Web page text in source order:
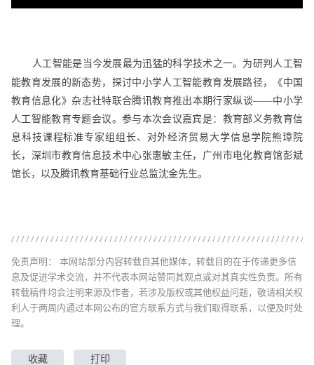
人工智能是当今发展最为迅猛的科学技术之一。为研判人工智
能教育发展的新态势，探讨中小学人工智能教育发展路径，《中国
教育信息化》杂志社特联合腾讯教育推出本期行家纵谈——中小学
人工智能教育专题会议。参与本次会议嘉宾是：教育部义务教育信
息科技课程标准专家组组长、对外经济贸易大学信息学院熊璋院
长，深圳市教育信息技术中心张惠敏主任，广州市电化教育馆彭斌
馆长，以及腾讯教育基础行业总监沈金先生。
免责声明： 本网站部分内容转载自其他媒体，转载目的在于传递更多信
息及促进学术交流，并不代表本网站赞同其观点或对其真实性负责。所有
转载稿件均会注明来源及作者，若涉及版权或其他权益问题，敬请相关权
利人于两周内通过本网公布的官方联系方式与我们取得联系，以便及时处
理。
收藏 打印